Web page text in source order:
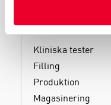
TJÄNSTER
Kliniska tester
Filling
Produktion
Magasinering